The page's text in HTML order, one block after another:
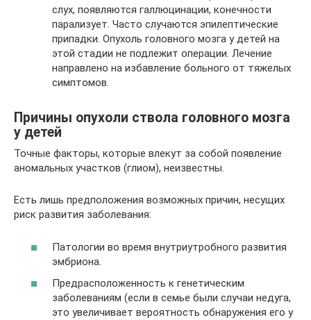
слух, появляются галлюцинации, конечности
парализует. Часто случаются эпилептические
припадки. Опухоль головного мозга у детей на
этой стадии не подлежит операции. Лечение
направлено на избавление больного от тяжелых
симптомов.
Причины опухоли ствола головного мозга
у детей
Точные факторы, которые влекут за собой появление
аномальных участков (глиом), неизвестны.
Есть лишь предположения возможных причин, несущих
риск развития заболевания:
Патологии во время внутриутробного развития
эмбриона.
Предрасположенность к генетическим
заболеваниям (если в семье были случаи недуга,
это увеличивает вероятность обнаружения его у